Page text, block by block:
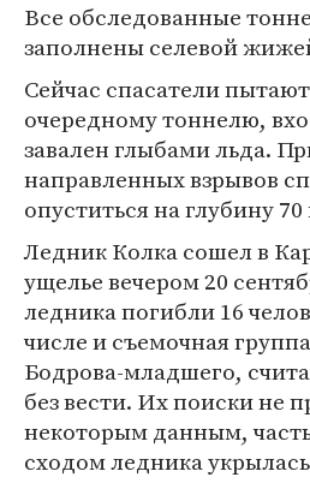
Все обследованные
заполнены селевой
Сейчас спасатели
очередному тоннелю,
завален глыбами льда.
направленных взрывов
опуститься на глубину
Ледник Колка сошел в
ущелье вечером 20
ледника погибли 16
числе и съемочная
Бодрова-младшего,
без вести. Их поиски не
некоторым данным,
сходом ледника